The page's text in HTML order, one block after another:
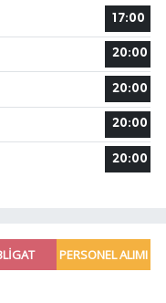
17:00
20:00
20:00
20:00
20:00